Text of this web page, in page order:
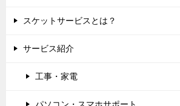
スケットサービスとは？
サービス紹介
工事・家電